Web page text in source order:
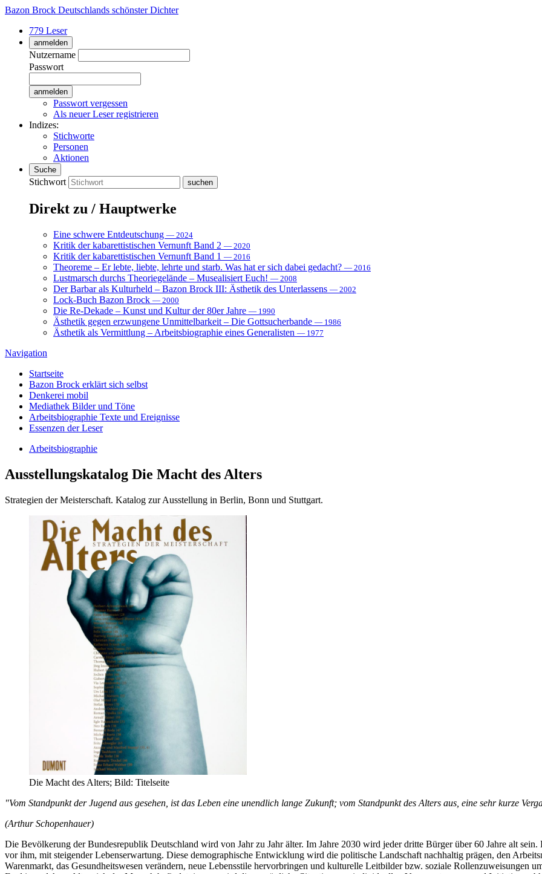
Bazon Brock Deutschlands schönster Dichter
779 Leser
anmelden
Nutzername
Passwort
Passwort vergessen
Als neuer Leser registrieren
Indizes:
Stichworte
Personen
Aktionen
Suche
Stichwort
Direkt zu / Hauptwerke
Eine schwere Entdeutschung — 2024
Kritik der kabarettistischen Vernunft Band 2 — 2020
Kritik der kabarettistischen Vernunft Band 1 — 2016
Theoreme – Er lebte, liebte, lehrte und starb. Was hat er sich dabei gedacht? — 2016
Lustmarsch durchs Theoriegelände – Musealisiert Euch! — 2008
Der Barbar als Kulturheld – Bazon Brock III: Ästhetik des Unterlassens — 2002
Lock-Buch Bazon Brock — 2000
Die Re-Dekade – Kunst und Kultur der 80er Jahre — 1990
Ästhetik gegen erzwungene Unmittelbarkeit – Die Gottsucherbande — 1986
Ästhetik als Vermittlung – Arbeitsbiographie eines Generalisten — 1977
Navigation
Startseite
Bazon Brock erklärt sich selbst
Denkerei mobil
Mediathek Bilder und Töne
Arbeitsbiographie Texte und Ereignisse
Essenzen der Leser
Arbeitsbiographie
Ausstellungskatalog Die Macht des Alters
Strategien der Meisterschaft. Katalog zur Ausstellung in Berlin, Bonn und Stuttgart.
Die Macht des Alters; Bild: Titelseite
"Vom Standpunkt der Jugend aus gesehen, ist das Leben eine unendlich lange Zukunft; vom Standpunkt des Alters aus, eine sehr kurze
(Arthur Schopenhauer)
Die Bevölkerung der Bundesrepublik Deutschland wird von Jahr zu Jahr älter. Im Jahre 2030 wird jeder dritte Bürger über 60 Jahre alt
vor ihm, mit steigender Lebenserwartung. Diese demographische Entwicklung wird die politische Landschaft nachhaltig prägen, den
Warenmarkt, das Gesundheitswesen verändern, neue Lebensstile hervorbringen und kulturelle Leitbilder bzw. soziale Rollenzuweisungen